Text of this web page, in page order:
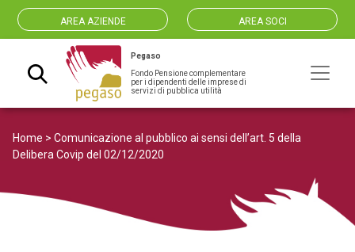
AREA AZIENDE AREA SOCI
Navigazione principale
Pegaso
Fondo Pensione complementare
per i dipendenti delle imprese di
servizi di pubblica utilità
Home > Comunicazione al pubblico ai sensi dell’art. 5 della
Delibera Covip del 02/12/2020